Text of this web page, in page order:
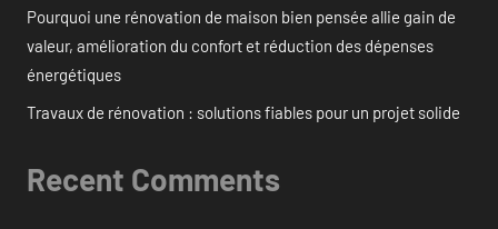
Pourquoi une rénovation de maison bien pensée allie gain de
valeur, amélioration du confort et réduction des dépenses
énergétiques
Travaux de rénovation : solutions fiables pour un projet solide
Recent Comments